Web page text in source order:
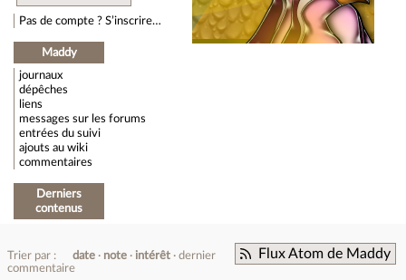
Pas de compte ? S’inscrire…
Maddy
journaux
dépêches
liens
messages sur les forums
entrées du suivi
ajouts au wiki
commentaires
Derniers
contenus
Flux Atom de Maddy
Trier par : date note intérêt
dernier
commentaire